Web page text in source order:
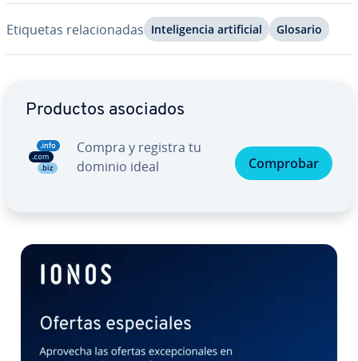
Etiquetas re­la­cio­na­das In­te­li­ge­n­cia ar­ti­fi­cial Glosario
Productos asociados
Compra y registra tu
dominio ideal
Comprobar